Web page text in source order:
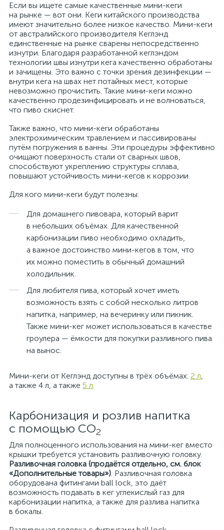
Если вы ищете самые качественные мини-кеги
на рынке — вот они. Кеги китайского производства
имеют значительно более низкое качество. Мини-кеги
от австралийского производителя Кеглэнд
единственные на рынке сварены непосредственно
изнутри. Благодаря разработанной кеглэндом
технологии швы изнутри кега качественно обработаны
и зачищены. Это важно с точки зрения дезинфекции —
внутри кега на швах нет потайных мест, которые
невозможно прочистить. Такие мини-кеги можно
качественно продезинфицировать и не волноваться,
что пиво скиснет.
Также важно, что мини-кеги обработаны
электрохимическим травлением и пассивированы
путём погружения в ванны. Эти процедуры эффективно
очищают поверхность стали от сварных швов,
способствуют укреплению структуры сплава,
повышают устойчивость мини-кегов к коррозии.
Для кого мини-кеги будут полезны:
Для домашнего пивовара, который варит
в небольших объёмах. Для качественной
карбонизации пиво необходимо охладить,
а важное достоинство мини-кегов в том, что
их можно поместить в обычный домашний
холодильник.
Для любителя пива, который хочет иметь
возможность взять с собой несколько литров
напитка, например, на вечеринку или пикник.
Также мини-кег может использоваться в качестве
гроулера — ёмкости для покупки разливного пива
на вынос.
Мини-кеги от Кеглэнд доступны в трёх объёмах: 2 л,
а также 4 л, а также 5 л.
Карбонизация и розлив напитка
с помощью СО2
Для полноценного использования на мини-кег вместо
крышки требуется установить разливочную головку.
Разливочная головка (продаётся отдельно, см. блок
«Дополнительные товары»). Разливочная головка
оборудована фитингами ball lock, это даёт
возможность подавать в кег углекислый газ для
карбонизации напитка, а также для разлива напитка
в бокалы.